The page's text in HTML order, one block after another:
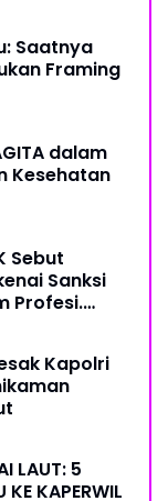
Saatnya
Framing
dalam
Kesehatan
Sebut
Sanksi
Profesi.
Kapolri
LAUT: 5
KE KAPERWIL